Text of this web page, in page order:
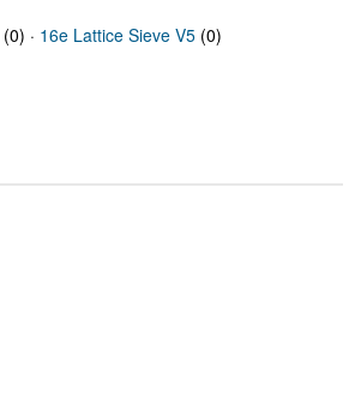
(0) · 16e Lattice Sieve V5 (0)